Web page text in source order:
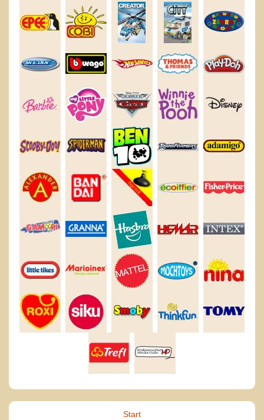
Start